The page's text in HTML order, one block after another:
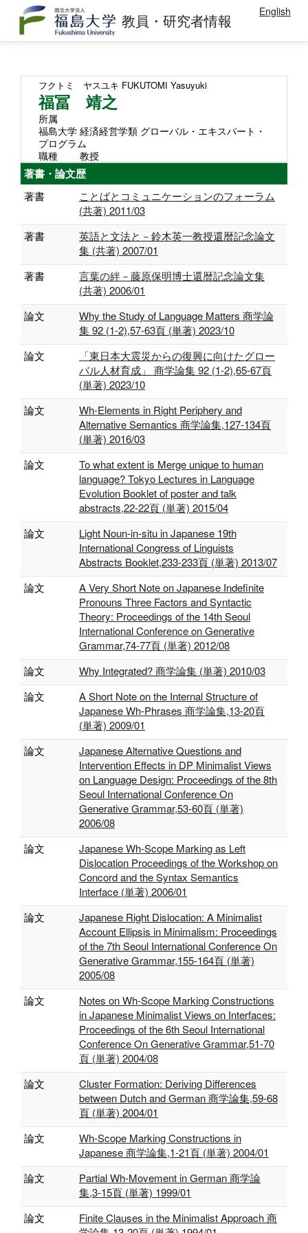
教員・研究者情報 English
フクトミ ヤスユキ FUKUTOMI Yasuyuki
福冨 靖之
所属
福島大学 経済経営学類 グローバル・エキスパート・
プログラム
職種
教授
著書・論文歴
著書
ことばとコミュニケーションのフォーラム
(共著) 2011/03
著書
英語と文法と－鈴木英一教授還暦記念論文
集 (共著) 2007/01
著書
言葉の絆－藤原保明博士還暦記念論文集
(共著) 2006/01
論文
Why the Study of Language Matters 商学論
集 92 (1-2),57-63頁 (単著) 2023/10
論文
「東日本大震災からの復興に向けたグロー
バル人材育成」 商学論集 92 (1-2),65-67頁
(単著) 2023/10
論文
Wh-Elements in Right Periphery and
Alternative Semantics 商学論集,127-134頁
(単著) 2016/03
論文
To what extent is Merge unique to human
language? Tokyo Lectures in Language
Evolution Booklet of poster and talk
abstracts,22-22頁 (単著) 2015/04
論文
Light Noun-in-situ in Japanese 19th
International Congress of Linguists
Abstracts Booklet,233-233頁 (単著) 2013/07
論文
A Very Short Note on Japanese Indefinite
Pronouns Three Factors and Syntactic
Theory: Proceedings of the 14th Seoul
International Conference on Generative
Grammar,74-77頁 (単著) 2012/08
論文
Why Integrated? 商学論集 (単著) 2010/03
論文
A Short Note on the Internal Structure of
Japanese Wh-Phrases 商学論集,13-20頁
(単著) 2009/01
論文
Japanese Alternative Questions and
Intervention Effects in DP Minimalist Views
on Language Design: Proceedings of the 8th
Seoul International Conference On
Generative Grammar,53-60頁 (単著)
2006/08
論文
Japanese Wh-Scope Marking as Left
Dislocation Proceedings of the Workshop on
Concord and the Syntax Semantics
Interface (単著) 2006/01
論文
Japanese Right Dislocation: A Minimalist
Account Ellipsis in Minimalism: Proceedings
of the 7th Seoul International Conference On
Generative Grammar,155-164頁 (単著)
2005/08
論文
Notes on Wh-Scope Marking Constructions
in Japanese Minimalist Views on Interfaces:
Proceedings of the 6th Seoul International
Conference On Generative Grammar,51-70
頁 (単著) 2004/08
論文
Cluster Formation: Deriving Differences
between Dutch and German 商学論集,59-68
頁 (単著) 2004/01
論文
Wh-Scope Marking Constructions in
Japanese 商学論集,1-21頁 (単著) 2004/01
論文
Partial Wh-Movement in German 商学論
集,3-15頁 (単著) 1999/01
論文
Finite Clauses in the Minimalist Approach 商